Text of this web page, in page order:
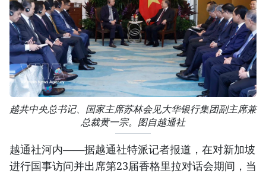
越共中央总书记、国家主席苏林会见大华银行集团副主席兼
总裁黄一宗。图自越通社
越通社河内——据越通社特派记者报道，在对新加坡
进行国事访问并出席第23届香格里拉对话会期间，当